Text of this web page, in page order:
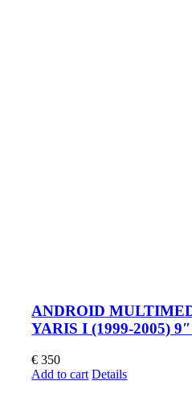
ANDROID
YARIS I (1999-2005)
€ 350
Add to cart Details